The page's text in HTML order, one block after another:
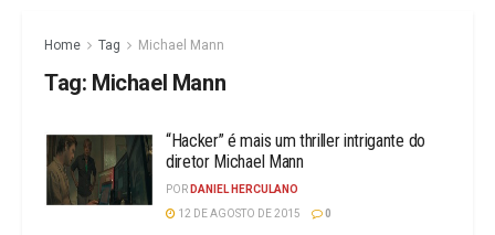
Home Tag Michael Mann
Tag: Michael Mann
“Hacker” é mais um thriller intrigante do
diretor Michael Mann
POR DANIEL HERCULANO
12 DE AGOSTO DE 2015
0